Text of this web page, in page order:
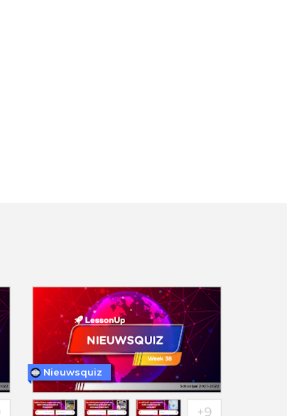
Nieuwsquiz